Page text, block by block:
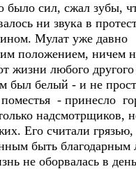
было сил, сжал зубы,
ни звука в
Мулат уже давно
положением, ничем
жизни любого другого
был белый - и не
- принесло
надсмотрщиков,
Его считали грязью,
быть
не оборвалась в день